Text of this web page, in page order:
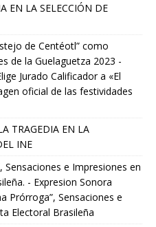
EN LA SELECCIÓN DE
de Centéotl” como
de la Guelaguetza 2023 -
Jurado Calificador a «El
oficial de las festividades
TRAGEDIA EN LA
INE
Sensaciones e Impresiones en
- Expresion Sonora
Prórroga”, Sensaciones e
Electoral Brasileña